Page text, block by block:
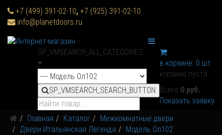
+7 (499) 391-02-10, +7 (925) 391-02-10
info@planetdoors.ru
в корзине: 0 шт.
корзина пуста
Всего 0 руб.
Показать заявку
SP_VMSEARCH_ALL_CATEGORIES
SP_VMSEARCH_SEARCH_BUTTON
Главная Каталог
Межкомнатные двери
Двери Итальянская Легенда
Модель Ол102